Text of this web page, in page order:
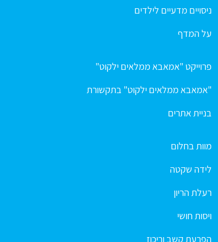
ניסויים מדעיים לילדים
על המדף
פרוייקט "אמאבא ממלאים ילקוט"
"אמאבא ממלאים ילקוט" בתקשורת
בניית אתרים
מוות בחלום
לידה שקטה
רעלת הריון
ויסות חושי
הפרעת קשב וריכוז